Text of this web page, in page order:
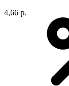
4,66 р.